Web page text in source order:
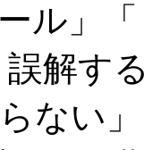
ル」
解す
ない